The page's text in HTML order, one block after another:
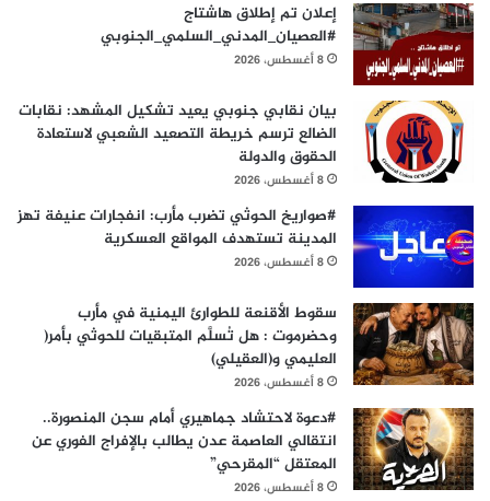
إعلان تم إطلاق هاشتاج
#العصيان_المدني_السلمي_الجنوبي
8 أغسطس، 2026
بيان نقابي جنوبي يعيد تشكيل المشهد: نقابات
الضالع ترسم خريطة التصعيد الشعبي لاستعادة
الحقوق والدولة
8 أغسطس، 2026
#صواريخ الحوثي تضرب مأرب: انفجارات عنيفة تهز
المدينة تستهدف المواقع العسكرية
8 أغسطس، 2026
سقوط الأقنعة للطوارئ اليمنية في مأرب
وحضرموت : هل تُسلَّم المتبقيات للحوثي بأمر(
العليمي و(العقيلي)
8 أغسطس، 2026
#دعوة لاحتشاد جماهيري أمام سجن المنصورة..
انتقالي العاصمة عدن يطالب بالإفراج الفوري عن
المعتقل “المقرحي”
8 أغسطس، 2026